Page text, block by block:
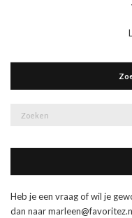
Zoek
Heb je een vraag of wil je
dan naar